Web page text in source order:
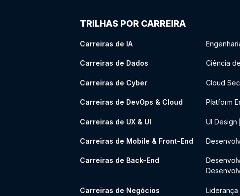
TRILHAS POR CARREIRA
Carreiras de IA
Carreiras de Dados Ciência
Carreiras de Cyber Cloud
Carreiras de DevOps & Cloud Platform
Carreiras de UX & UI UI Design
Carreiras de Mobile & Front-End
Carreiras de Back-End
Carreiras de Negócios Liderança